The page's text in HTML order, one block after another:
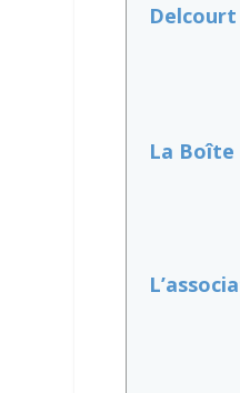
La Boîte